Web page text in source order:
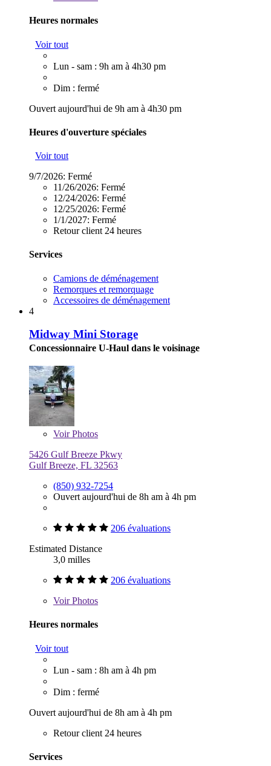
Heures normales
Voir tout
Lun - sam : 9h am à 4h30 pm
Dim : fermé
Ouvert aujourd'hui de 9h am à 4h30 pm
Heures d'ouverture spéciales
Voir tout
9/7/2026: Fermé
11/26/2026: Fermé
12/24/2026: Fermé
12/25/2026: Fermé
1/1/2027: Fermé
Retour client 24 heures
Services
Camions de déménagement
Remorques et remorquage
Accessoires de déménagement
4
Midway Mini Storage
Concessionnaire U-Haul dans le voisinage
VoirPhotos
5426 Gulf Breeze Pkwy
Gulf Breeze, FL 32563
(850) 932-7254
Ouvert aujourd'hui de 8h am à 4h pm
206 évaluations
Estimated Distance
3,0 milles
206 évaluations
VoirPhotos
Heures normales
Voir tout
Lun - sam : 8h am à 4h pm
Dim : fermé
Ouvert aujourd'hui de 8h am à 4h pm
Retour client 24 heures
Services